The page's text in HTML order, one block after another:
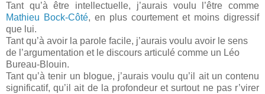
Tant qu’à être intellectuelle, j’aurais voulu l’être comme
Mathieu Bock-Côté, en plus courtement et moins digressif
que lui.
Tant qu’à avoir la parole facile, j’aurais voulu avoir le sens
de l’argumentation et le discours articulé comme un Léo
Bureau-Blouin.
Tant qu’à tenir un blogue, j’aurais voulu qu’il ait un contenu
significatif, qu’il ait de la profondeur et surtout ne pas r’virer